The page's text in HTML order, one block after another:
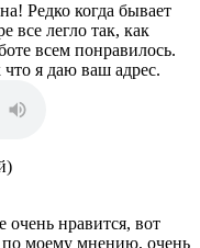
Редко когда бывает
все легло так, как
всем понравилось.
я даю ваш адрес.
очень нравится, вот
по моему мнению, очень